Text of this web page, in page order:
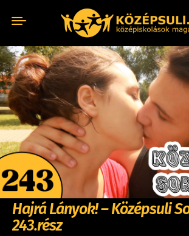
Hajrá Lányok! – Középsuli
243.rész